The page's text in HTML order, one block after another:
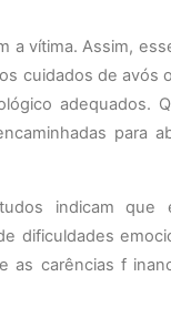
a vítima. Assim,
cuidados de avós
adequados.
para
indicam que
dificuldades
carências f